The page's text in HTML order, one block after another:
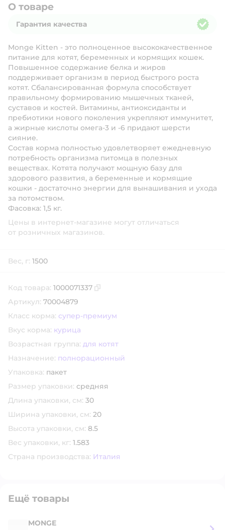
О товаре
Гарантия качества
Monge Kitten - это полноценное высококачественное
питание для котят, беременных и кормящих кошек.
Повышенное содержание белка и жиров
поддерживает организм в период быстрого роста
котят. Сбалансированная формула способствует
правильному формированию мышечных тканей,
суставов и костей. Витамины, антиоксиданты и
пребиотики нового поколения укрепляют иммунитет,
а жирные кислоты омега-3 и -6 придают шерсти
сияние.
Состав корма полностью удовлетворяет ежедневную
потребность организма питомца в полезных
веществах. Котята получают мощную базу для
здорового развития, а беременные и кормящие
кошки - достаточно энергии для вынашивания и ухода
за потомством.
Фасовка: 1,5 кг.
Цены в интернет-магазине могут отличаться
от розничных магазинов.
Вес, г: 1500
Код товара: 1000071337
Артикул: 70004879
Класс корма: супер-премиум
Вкус корма: курица
Возрастная группа: для котят
Назначение: полнорационный
Упаковка: пакет
Размер упаковки: средняя
Длина упаковки, см: 30
Ширина упаковки, см: 20
Высота упаковки, см: 8.5
Вес упаковки, кг: 1.583
Страна производства: Италия
Ещё товары
MONGE